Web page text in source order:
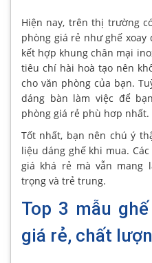
Hiện nay, trên thị trường
phòng giá rẻ như ghế xoay
kết hợp khung chân mại
tiêu chí hài hoà tạo nên
cho văn phòng của bạn.
dáng bàn làm việc để
phòng giá rẻ phù hơp nhất.
Tốt nhất, bạn nên chú ý
liệu dáng ghế khi mua.
giá khá rẻ mà vẫn mang
trọng và trẻ trung.
Top 3 mẫu
giá rẻ, chất